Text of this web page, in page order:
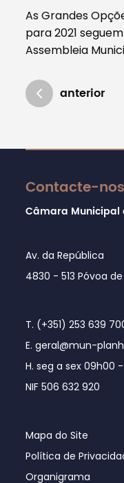
As Grandes
para 2021
Assembleia
anterior
Atualizado em 30/
Contacte-nos
Câmara Municipal
Av. da República
4830 - 513 Póvoa
T. (+351) 253 639
E. geral@mun-
H. seg a sex 09h00
NIF 506 632 920
Mapa do Site
Política de
Organigrama